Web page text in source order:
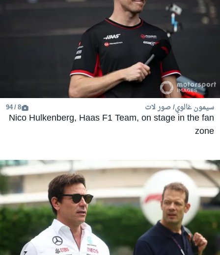
سيمون غالوي/ صور لات 8 / 94
Nico Hulkenberg, Haas F1 Team, on stage in the fan
zone